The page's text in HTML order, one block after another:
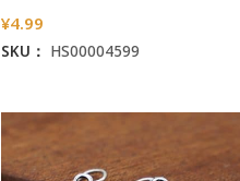
¥4.99
SKU： HS00004599